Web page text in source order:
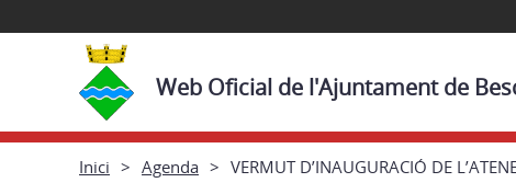
Web Oficial de l'Ajuntament de
Inici Agenda VERMUT D’INAUGURACIÓ DE